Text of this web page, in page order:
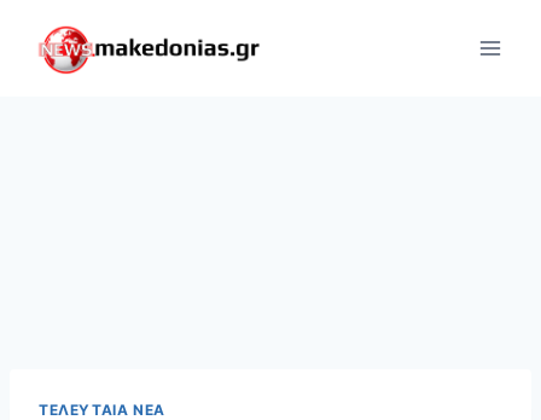
content
ΤΕΛΕΥΤΑΊΑ ΝΈΑ